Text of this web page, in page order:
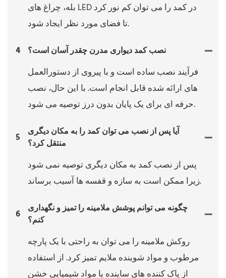
بله، چراغ های LED در کمد را می توان کم نور کرد
تا فضای مورد نظر ایجاد شود.
4 نصب کمد دیواری مدرن چقدر آسان است؟
فرآیند نصب ساده است و با پیروی از دستورالعمل
های ارائه شده قابل انجام است. با این حال، نصب
حرفه ای برای یک پایان بدون درز توصیه می شود.
5
آیا پس از نصب می توان کمد را به مکان دیگری
منتقل کرد؟
پس از نصب کمد به مکان دیگری توصیه نمی شود
زیرا ممکن است به سازه و قفسه ها آسیب برساند.
6
چگونه می توانم پوشش ملامینه را تمیز و نگهداری
کنم؟
روکش ملامینه را می توان به راحتی با یک پارچه
مرطوب و مواد شوینده ملایم تمیز کرد. از استفاده
از پاک کننده های ساینده یا مواد شیمیایی خشن